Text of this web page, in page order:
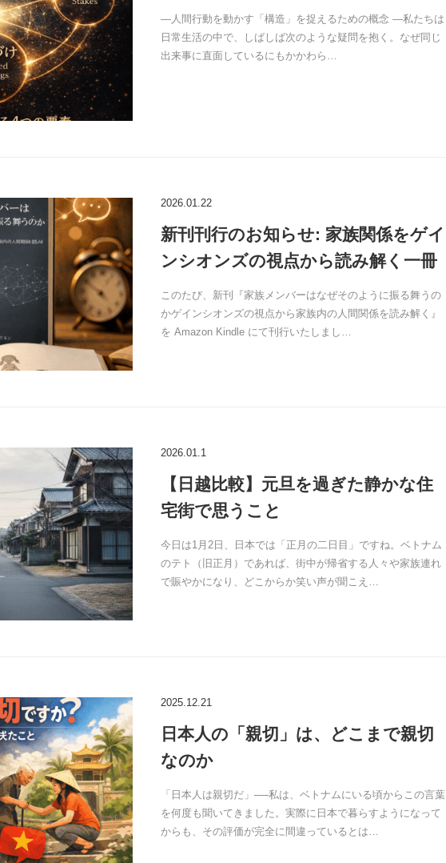
―人間行動を動かす「構造」を捉えるための概念 ―私たちは
日常生活の中で、しばしば次のような疑問を抱く。なぜ同じ
出来事に直面しているにもかかわら…
2026.01.22
新刊刊行のお知らせ: 家族関係をゲイ
ンシオンズの視点から読み解く一冊
このたび、新刊『家族メンバーはなぜそのように振る舞うの
かゲインシオンズの視点から家族内の人間関係を読み解く』
を Amazon Kindle にて刊行いたしまし…
2026.01.1
【日越比較】元旦を過ぎた静かな住
宅街で思うこと
今日は1月2日、日本では「正月の二日目」ですね。ベトナム
のテト（旧正月）であれば、街中が帰省する人々や家族連れ
で賑やかになり、どこからか笑い声が聞こえ…
2025.12.21
日本人の「親切」は、どこまで親切
なのか
「日本人は親切だ」──私は、ベトナムにいる頃からこの言葉
を何度も聞いてきました。実際に日本で暮らすようになって
からも、その評価が完全に間違っているとは…